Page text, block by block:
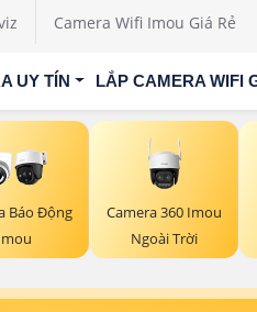
Camera Wifi Imou Giá Rẻ
UY TÍN LẮP CAMERA WIFI
Báo Động
Camera 360 Imou
Ngoài Trời